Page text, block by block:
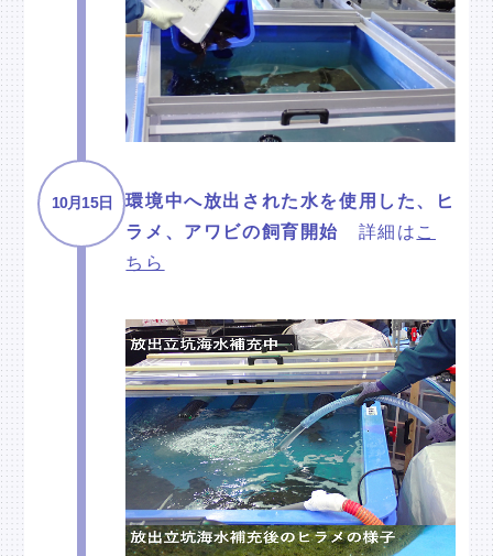
10月15日
環境中へ放出された水を使用した、ヒ
ラメ、アワビの飼育開始 詳細は こ
ちら